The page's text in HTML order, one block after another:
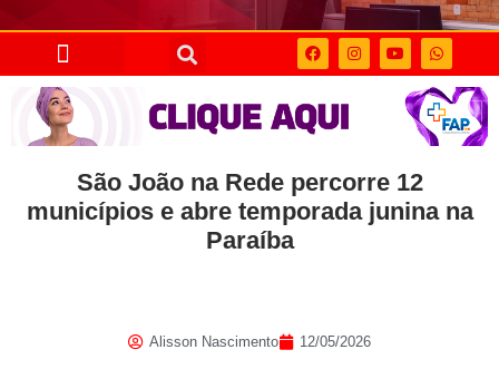
São João na Rede percorre 12
municípios e abre temporada junina na
Paraíba
Alisson Nascimento 12/05/2026